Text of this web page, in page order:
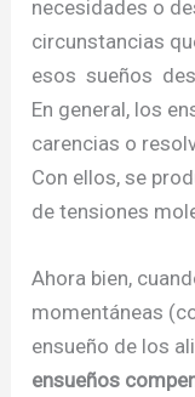
necesidades o
circunstancias
esos sueños
En general, los
carencias o
Con ellos, se
de tensiones
Ahora bien,
momentáneas
ensueño de los
ensueños